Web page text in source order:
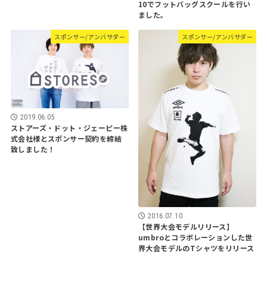
10でフットバッグスクールを行い
ました。
スポンサー/アンバサダー
2019.06.05
ストアーズ・ドット・ジェーピー株
式会社様とスポンサー契約を締結
致しました！
スポンサー/アンバサダー
2016.07.10
【世界大会モデルリリース】
umbroとコラボレーションした世
界大会モデルのTシャツをリリース